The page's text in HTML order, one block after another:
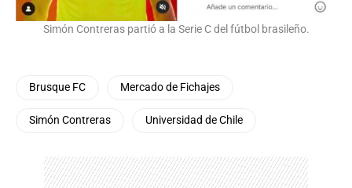
Simón Contreras partió a la Serie C del fútbol brasileño.
Brusque FC Mercado de Fichajes
Simón Contreras Universidad de Chile